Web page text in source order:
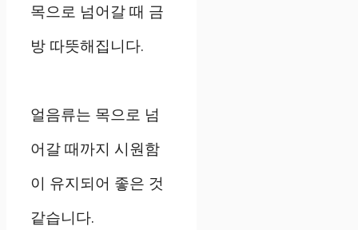
목으로 넘어갈 때 금
방 따뜻해집니다.
얼음류는 목으로 넘
어갈 때까지 시원함
이 유지되어 좋은 것
같습니다.